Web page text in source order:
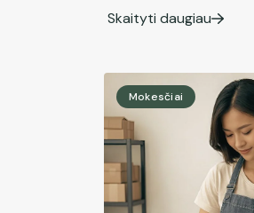
Skaityti daugiau
Mokesčiai